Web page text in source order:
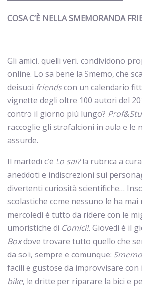
COSA C’È NELLA SMEMORANDA
Gli amici, quelli veri, condividono
online. Lo sa bene la Smemo, che
deisuoi friendscon un calendario
vignette degli oltre 100 autori del
contro il giorno più lungo?
raccoglie gli strafalcioni in aula e le
assurde.
Il martedì c’è Lo sai?la rubrica a
aneddoti e indiscrezioni sui
divertenti curiosità scientifiche…
scolastiche come nessuno le ha mai
mercoledì è tutto da ridere con le
umoristiche di Comici!. Giovedì è il
Boxdove trovare tutto quello che
da soli, sempre e comunque:
facili e gustose da improvvisare con i
bike, le dritte per riparare la bici e